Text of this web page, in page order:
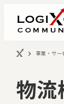
事業・サー
物流